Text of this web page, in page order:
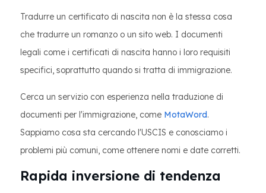
Tradurre un certificato di nascita non è la stessa cosa
che tradurre un romanzo o un sito web. I documenti
legali come i certificati di nascita hanno i loro requisiti
specifici, soprattutto quando si tratta di immigrazione.
Cerca un servizio con esperienza nella traduzione di
documenti per l'immigrazione, come MotaWord.
Sappiamo cosa sta cercando l'USCIS e conosciamo i
problemi più comuni, come ottenere nomi e date corretti.
Rapida inversione di tendenza